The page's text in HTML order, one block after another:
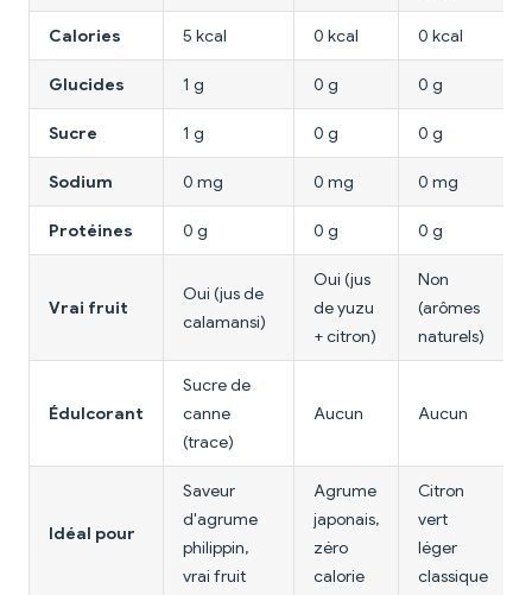
Calories 5 kcal 0 kcal 0 kcal
Glucides 1 g 0 g 0 g
Sucre 1 g 0 g 0 g
Sodium 0 mg 0 mg 0 mg
Protéines 0 g 0 g 0 g
Vrai fruit
Oui (jus de
calamansi)
Oui (jus
de yuzu
+ citron)
Non
(arômes
naturels)
Édulcorant
Sucre de
canne
(trace)
Aucun Aucun
Idéal pour
Saveur
d'agrume
philippin,
vrai fruit
Agrume
japonais,
zéro
calorie
Citron
vert
léger
classique